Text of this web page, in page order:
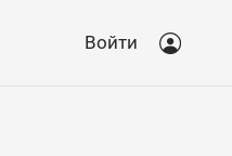
Войти